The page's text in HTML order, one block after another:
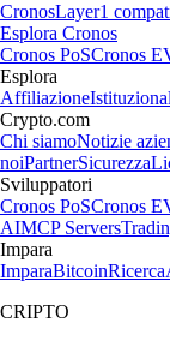
CronosLayer1
Esplora Cronos
Cronos PoSCronos
Esplora
Affiliazione
Crypto.com
Chi siamoNotizie
noiPartnerSicurezza
Sviluppatori
Cronos PoSCronos
AIMCP Servers
Impara
ImparaBitcoinRicerca
CRIPTO